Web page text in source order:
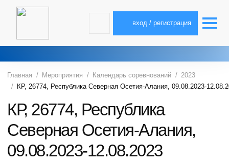
вход / регистрация
Главная Мероприятия Календарь соревнований
2023
КР, 26774, Республика Северная Осетия-Алания, 09.08.2023-
КР, 26774, Республика
Северная Осетия-Алания,
09.08.2023-12.08.2023